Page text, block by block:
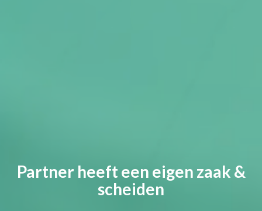
Partner heeft een eigen zaak &
scheiden